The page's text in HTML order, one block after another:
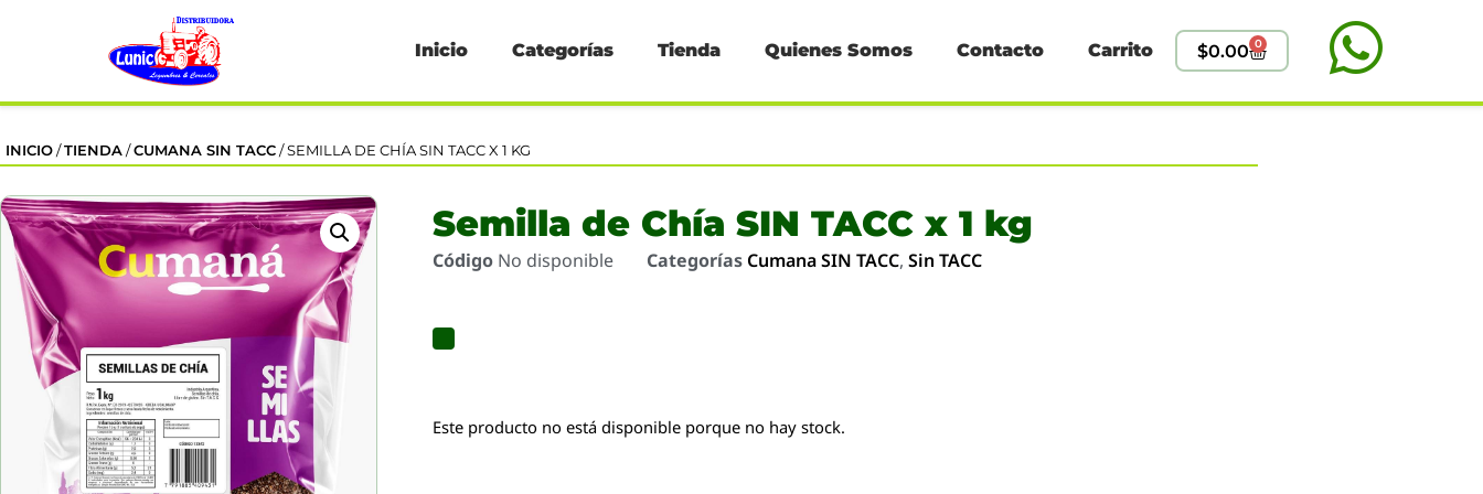
Inicio Categorías Tienda Quienes Somos Contacto Carrito $0.00 0
INICIO /TIENDA /CUMANA SIN TACC / SEMILLA DE CHÍA SIN TACC X 1 KG
Semilla de Chía SIN TACC x 1 kg
Código No disponible Categorías Cumana SIN TACC, Sin TACC
Este producto no está disponible porque no hay stock.